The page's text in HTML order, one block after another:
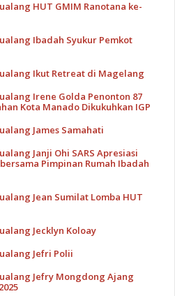
HUT GMIM Ranotana ke-
Ibadah Syukur Pemkot
Ikut Retreat di Magelang
Irene Golda Penonton 87
Kota Manado Dikukuhkan IGP
James Samahati
Janji Ohi SARS Apresiasi
Pimpinan Rumah Ibadah
Jean Sumilat Lomba HUT
Jecklyn Koloay
Jefri Polii
Jefry Mongdong Ajang